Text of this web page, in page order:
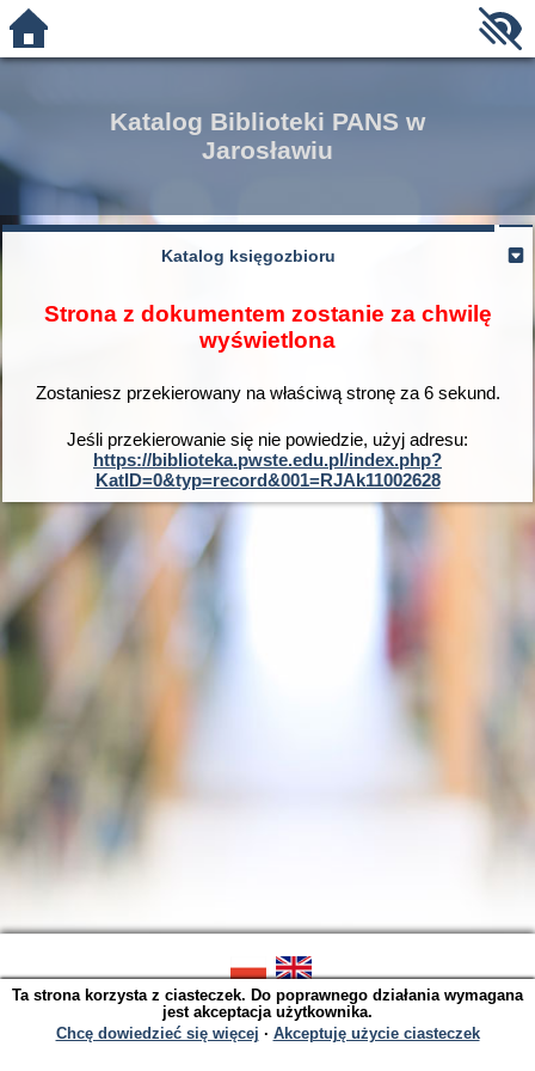
Katalog Biblioteki PANS w
Jarosławiu
Katalog księgozbioru
Strona z dokumentem zostanie za chwilę
wyświetlona
Zostaniesz przekierowany na właściwą stronę za 6sekund.
Jeśli przekierowanie się nie powiedzie, użyj adresu:
https://biblioteka.pwste.edu.pl/index.php?
KatID=0&typ=record&001=RJAk11002628
SOWA OPAC v. 6.11.9 (2026-07-21)
Wygenerowano w 0,0036 s.
Ta strona korzysta z ciasteczek. Do poprawnego działania wymagana
jest akceptacja użytkownika.
Chcę dowiedzieć się więcej ∙ Akceptuję użycie ciasteczek